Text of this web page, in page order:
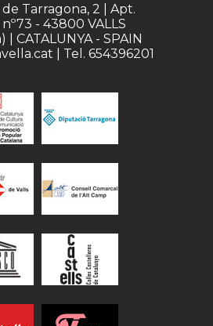
Tarragona, 2 | Apt.
- 43800 VALLS
| CATALUNYA - SPAIN
| Tel. 654396201